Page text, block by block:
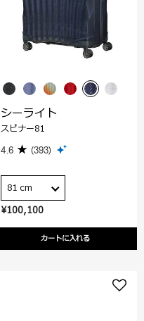
¥100,100
カートに入れる
シーライト
スピナー81
4.6 (393)
81 cm